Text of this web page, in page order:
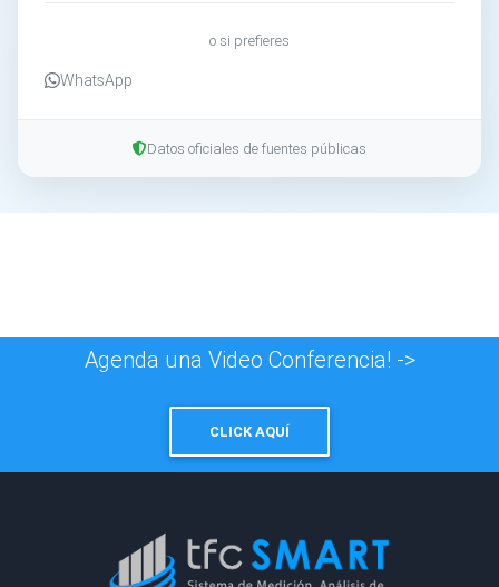
o si prefieres
WhatsApp
Datos oficiales de fuentes públicas
Agenda una Video Conferencia! ->
CLICK AQUÍ